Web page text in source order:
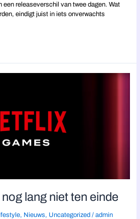
een releaseverschil van twee dagen. Wat
eindigt juist in iets onverwachts
lang niet ten einde
, Nieuws, Uncategorized /admin